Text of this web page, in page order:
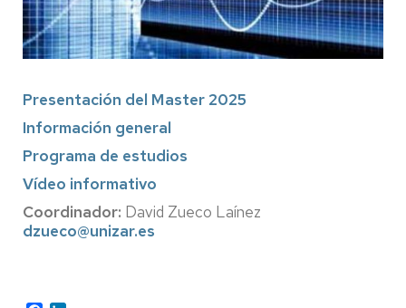
Presentación del Master 2025
Información general
Programa de estudios
Vídeo informativo
Coordinador: David Zueco Laínez
dzueco@unizar.es